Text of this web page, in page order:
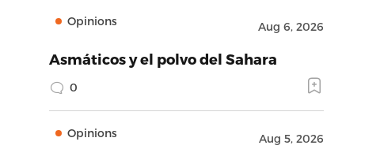
Opinions Aug 6, 2026
Asmáticos y el polvo del Sahara
0
Opinions Aug 5, 2026